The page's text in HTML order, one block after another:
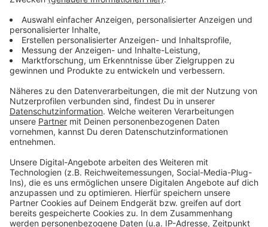
Versprechen aus dem Koalitionsvertrag umzusetzen
und grundlose Befristungen einzudämmen. Die Union
habe lange genug auf der Bremse gestanden. Als
Sachgrund gilt etwa eine
Schwangerschaftsvertretung oder eine Probezeit. Ein
aktueller Gesetzentwurf von Bundesarbeitsminister
Hubertus Heil (SPD) sieht vor, dass sachgrundlose
Befristungen künftig nur noch 18 statt bisher 24
Monate möglich sind und nur noch eine wie bisher drei
Verlängerungen möglich sind. Es blieben nur noch
Legislaturperiode umzusetzen.
Anzeige